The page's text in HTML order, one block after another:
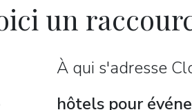
un
À qui s'adresse
hôtels pour